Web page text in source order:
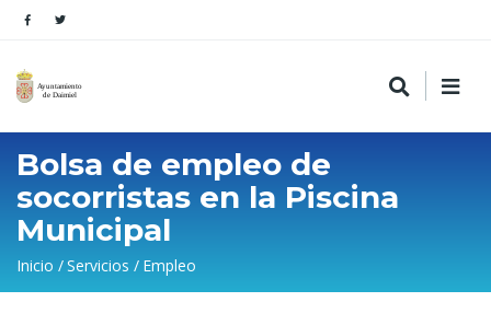
Bolsa de empleo de
socorristas en la Piscina
Municipal
Sobrescribir
enlaces
Inicio Servicios Empleo